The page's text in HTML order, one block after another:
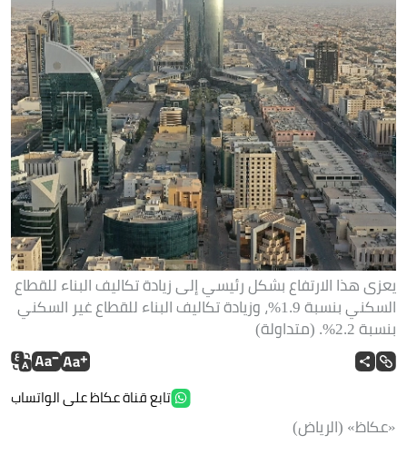
يعزى هذا الارتفاع بشكل رئيسي إلى زيادة تكاليف البناء للقطاع
السكني بنسبة 1.9%، وزيادة تكاليف البناء للقطاع غير السكني
بنسبة 2.2%. (متداولة)
تابع قناة عكاظ على الواتساب
«عكاظ» (الرياض)